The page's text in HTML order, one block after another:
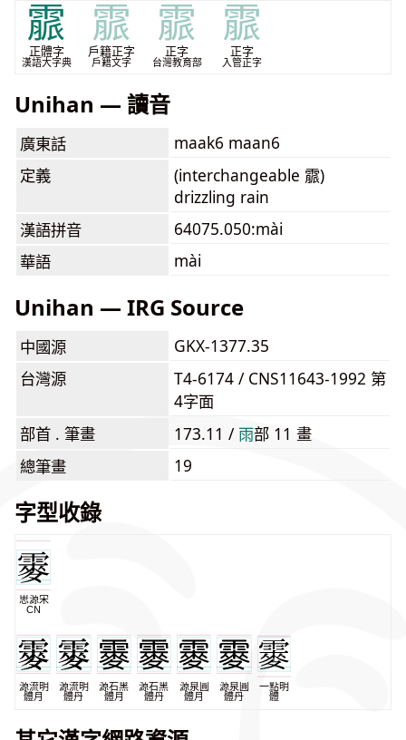
霢
正體字
漢語大字典
霢
戶籍正字
戶籍文字
霢
正字
台灣教育部
霢
正字
入管正字
Unihan — 讀音
廣東話
maak6 maan6
定義
(interchangeable 霢)
drizzling rain
漢語拼音
64075.050:mài
華語
mài
Unihan — IRG Source
中國源
GKX-1377.35
台灣源
T4-6174 / CNS11643-1992 第
4字面
部首 . 筆畫
173.11 / ⾬部 11 畫
總筆畫
19
字型收錄
思源宋
CN
源流明
體月
源流明
體丹
源石黑
體月
源石黑
體丹
源泉圓
體月
源泉圓
體丹
一點明
體